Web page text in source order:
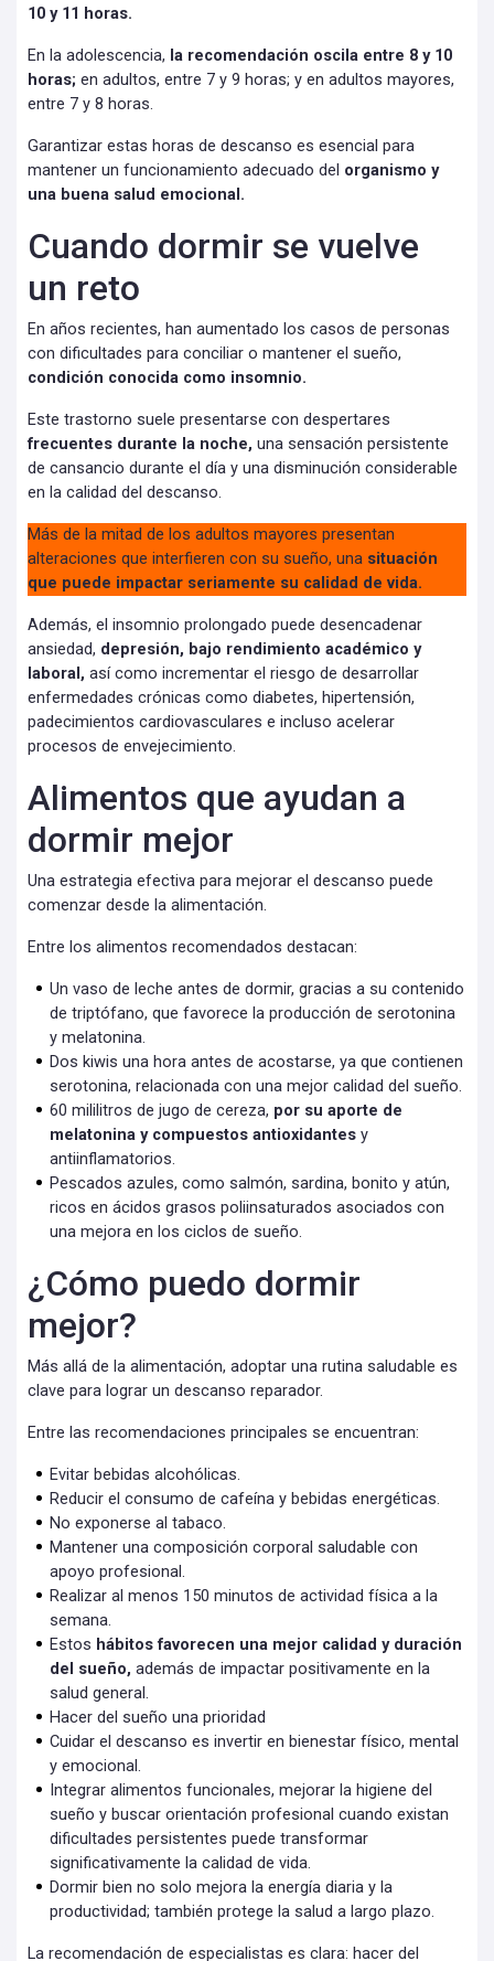
10 y 11 horas.
En la adolescencia, la recomendación oscila entre 8 y 10
horas; en adultos, entre 7 y 9 horas; y en adultos mayores,
entre 7 y 8 horas.
Garantizar estas horas de descanso es esencial para
mantener un funcionamiento adecuado del organismo y
una buena salud emocional.
Cuando dormir se vuelve
un reto
En años recientes, han aumentado los casos de personas
con dificultades para conciliar o mantener el sueño,
condición conocida como insomnio.
Este trastorno suele presentarse con despertares
frecuentes durante la noche, una sensación persistente
de cansancio durante el día y una disminución considerable
en la calidad del descanso.
Más de la mitad de los adultos mayores presentan
alteraciones que interfieren con su sueño, una situación
que puede impactar seriamente su calidad de vida.
Además, el insomnio prolongado puede desencadenar
ansiedad, depresión, bajo rendimiento académico y
laboral, así como incrementar el riesgo de desarrollar
enfermedades crónicas como diabetes, hipertensión,
padecimientos cardiovasculares e incluso acelerar
procesos de envejecimiento.
Alimentos que ayudan a
dormir mejor
Una estrategia efectiva para mejorar el descanso puede
comenzar desde la alimentación.
Entre los alimentos recomendados destacan:
Un vaso de leche antes de dormir, gracias a su contenido
de triptófano, que favorece la producción de serotonina
y melatonina.
Dos kiwis una hora antes de acostarse, ya que contienen
serotonina, relacionada con una mejor calidad del sueño.
60 mililitros de jugo de cereza, por su aporte de
melatonina y compuestos antioxidantes y
antiinflamatorios.
Pescados azules, como salmón, sardina, bonito y atún,
ricos en ácidos grasos poliinsaturados asociados con
una mejora en los ciclos de sueño.
¿Cómo puedo dormir
mejor?
Más allá de la alimentación, adoptar una rutina saludable es
clave para lograr un descanso reparador.
Entre las recomendaciones principales se encuentran:
Evitar bebidas alcohólicas.
Reducir el consumo de cafeína y bebidas energéticas.
No exponerse al tabaco.
Mantener una composición corporal saludable con
apoyo profesional.
Realizar al menos 150 minutos de actividad física a la
semana.
Estos hábitos favorecen una mejor calidad y duración
del sueño, además de impactar positivamente en la
salud general.
Hacer del sueño una prioridad
Cuidar el descanso es invertir en bienestar físico, mental
y emocional.
Integrar alimentos funcionales, mejorar la higiene del
sueño y buscar orientación profesional cuando existan
dificultades persistentes puede transformar
significativamente la calidad de vida.
Dormir bien no solo mejora la energía diaria y la
productividad; también protege la salud a largo plazo.
La recomendación de especialistas es clara: hacer del